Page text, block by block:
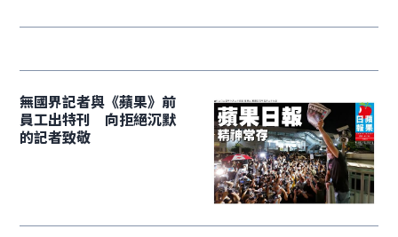
無國界記者與《蘋果》前
員工出特刊 向拒絕沉默
的記者致敬